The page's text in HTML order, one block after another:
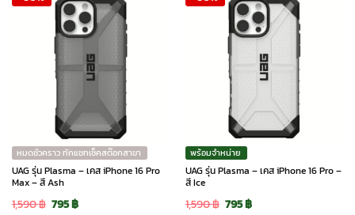
หมดชั่วคราว ทักแชทเช็คสต๊อกสาขา
UAG รุ่น Plasma – เคส iPhone 16 Pro
Max – สี Ash
1,590฿ Original
795฿Current
พร้อมจำหน่าย
UAG รุ่น Plasma – เคส iPhone 16 Pro –
สี Ice
1,590฿ Original
795฿Current